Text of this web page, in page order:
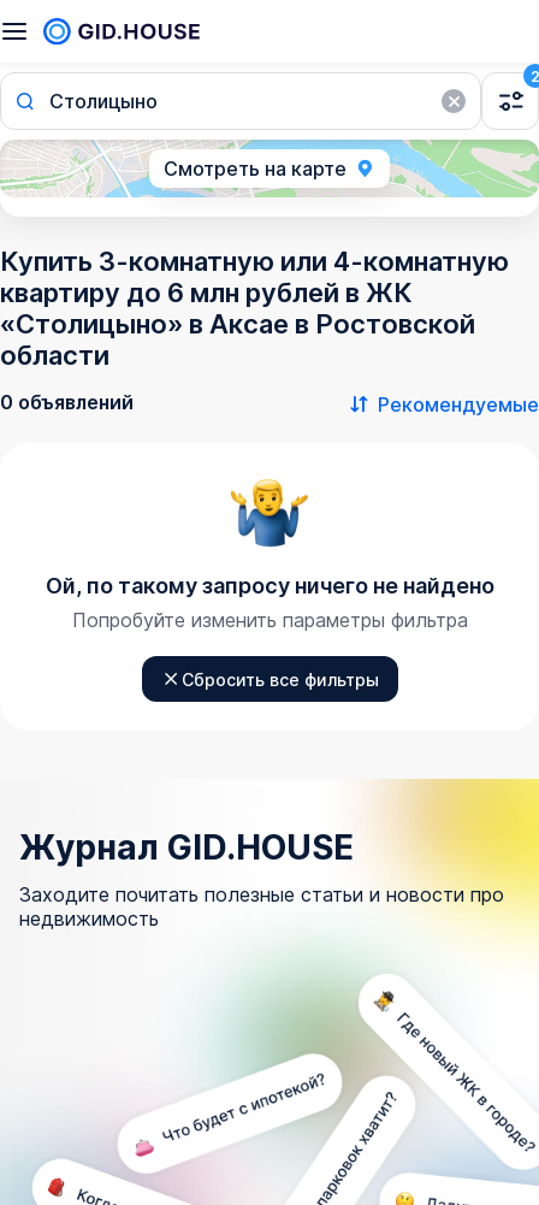
Столицыно
2
Смотреть на карте
Купить 3-комнатную или 4-комнатную
квартиру до 6 млн рублей в ЖК
«Столицыно» в Аксае в Ростовской
области
0 объявлений Рекомендуемые
Ой, по такому запросу ничего не найдено
Попробуйте изменить параметры фильтра
Сбросить все фильтры
Журнал GID.HOUSE
Заходите почитать полезные статьи и новости про
недвижимость